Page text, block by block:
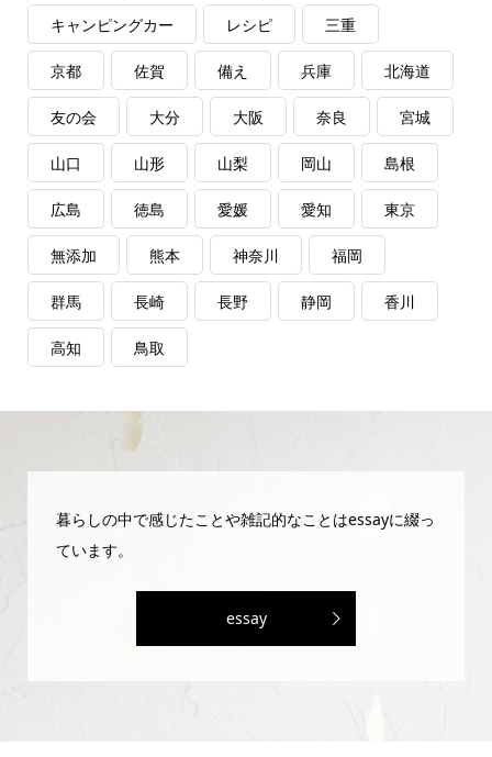
キャンピングカー レシピ 三重
京都 佐賀 備え 兵庫 北海道
友の会 大分 大阪 奈良 宮城
山口 山形 山梨 岡山 島根
広島 徳島 愛媛 愛知 東京
無添加 熊本 神奈川 福岡
群馬 長崎 長野 静岡 香川
高知 鳥取
暮らしの中で感じたことや雑記的なことはessayに綴っ
ています。
essay